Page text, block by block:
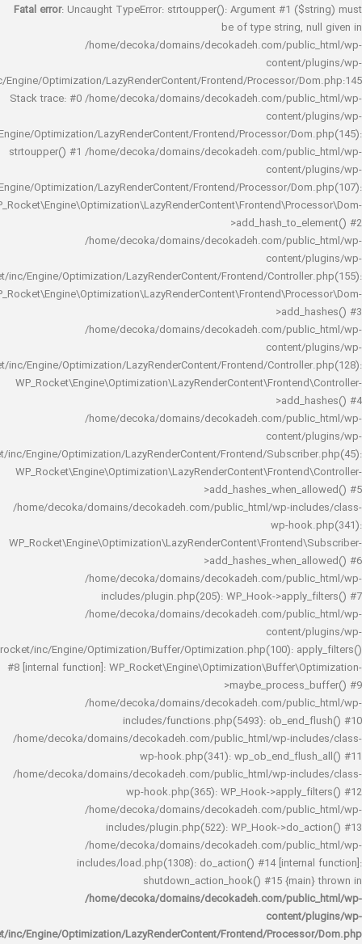
Fatal error : Uncaught TypeError: strtoupper(): Argument #1
be of type string,
/home/decoka/domains/decokadeh.com/
rocket/inc/Engine/Optimization/LazyRenderContent/Frontend/Processor/
Stack trace: #0 /home/decoka/domains/decokadeh.com/
rocket/inc/Engine/Optimization/LazyRenderContent/Frontend/Processor/
strtoupper() #1 /home/decoka/domains/decokadeh.com/
rocket/inc/Engine/Optimization/LazyRenderContent/Frontend/Processor/
/home/decoka/domains/decokadeh.com/
rocket/inc/Engine/Optimization/LazyRenderContent/Frontend/
/home/decoka/domains/decokadeh.com/
rocket/inc/Engine/Optimization/LazyRenderContent/Frontend/
/home/decoka/domains/decokadeh.com/
rocket/inc/Engine/Optimization/LazyRenderContent/Frontend/
/home/decoka/domains/decokadeh.com/public_html/wp-
wp-
/home/decoka/domains/decokadeh.com/
includes/plugin.php(205): WP_Hook-
/home/decoka/domains/decokadeh.com/
rocket/inc/Engine/Optimization/Buffer/Optimization.php(100):
#8 [internal function]:
/home/decoka/domains/decokadeh.com/
includes/functions.php(5493):
/home/decoka/domains/decokadeh.com/public_html/wp-
wp-hook.php(341):
/home/decoka/domains/decokadeh.com/public_html/wp-
wp-hook.php(365): WP_Hook-
/home/decoka/domains/decokadeh.com/
includes/plugin.php(522): WP_Hook-
/home/decoka/domains/decokadeh.com/
includes/load.php(1308): do_action() #14
shutdown_action_hook() #15
/home/decoka/domains/decokadeh.com/
rocket/inc/Engine/Optimization/LazyRenderContent/Frontend/